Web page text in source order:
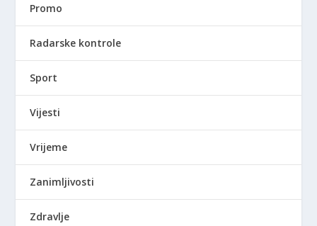
Promo
Radarske kontrole
Sport
Vijesti
Vrijeme
Zanimljivosti
Zdravlje